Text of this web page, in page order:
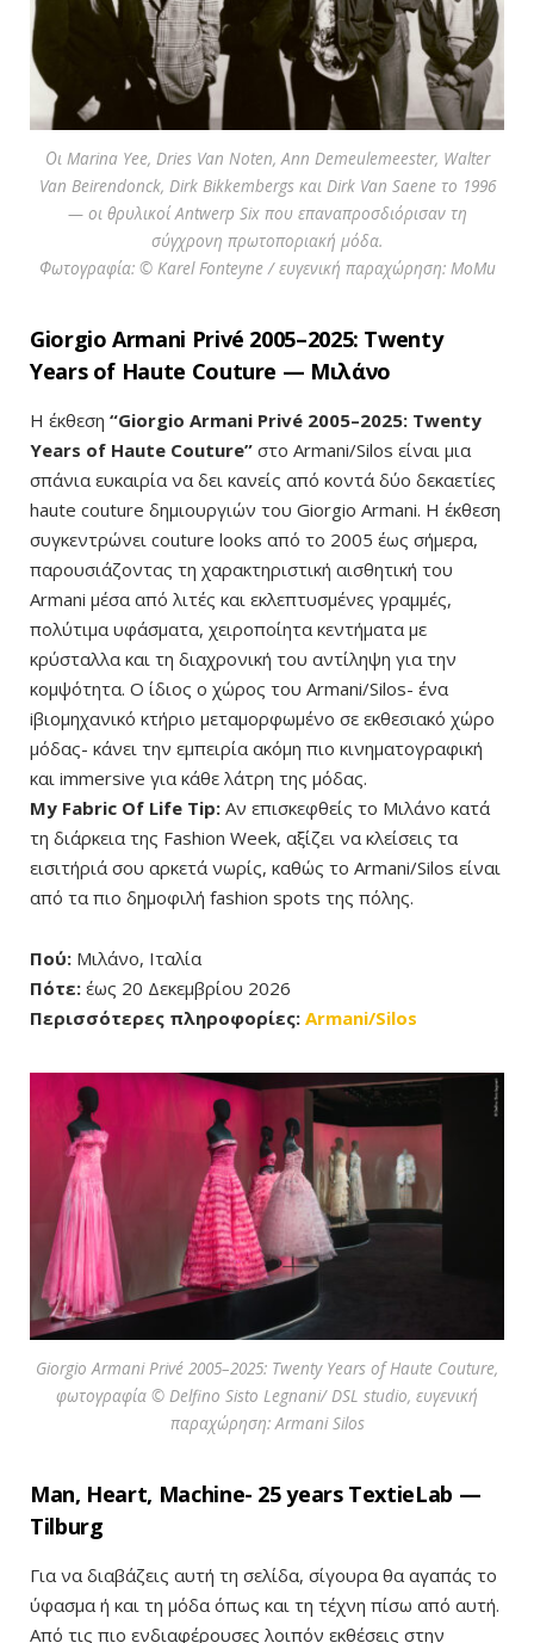
Οι Marina Yee, Dries Van Noten, Ann Demeulemeester, Walter
Van Beirendonck, Dirk Bikkembergs και Dirk Van Saene το 1996
— οι θρυλικοί Antwerp Six που επαναπροσδιόρισαν τη
σύγχρονη πρωτοποριακή μόδα.
Φωτογραφία: © Karel Fonteyne / ευγενική παραχώρηση: MoMu
Giorgio Armani Privé 2005–2025: Twenty
Years of Haute Couture — Μιλάνο
Η έκθεση “Giorgio Armani Privé 2005–2025: Twenty
Years of Haute Couture” στο Armani/Silos είναι μια
σπάνια ευκαιρία να δει κανείς από κοντά δύο δεκαετίες
haute couture δημιουργιών του Giorgio Armani. Η έκθεση
συγκεντρώνει couture looks από το 2005 έως σήμερα,
παρουσιάζοντας τη χαρακτηριστική αισθητική του
Armani μέσα από λιτές και εκλεπτυσμένες γραμμές,
πολύτιμα υφάσματα, χειροποίητα κεντήματα με
κρύσταλλα και τη διαχρονική του αντίληψη για την
κομψότητα. Ο ίδιος ο χώρος του Armani/Silos- ένα
iβιομηχανικό κτήριο μεταμορφωμένο σε εκθεσιακό χώρο
μόδας- κάνει την εμπειρία ακόμη πιο κινηματογραφική
και immersive για κάθε λάτρη της μόδας.
My Fabric Of Life Tip: Αν επισκεφθείς το Μιλάνο κατά
τη διάρκεια της Fashion Week, αξίζει να κλείσεις τα
εισιτήριά σου αρκετά νωρίς, καθώς το Armani/Silos είναι
από τα πιο δημοφιλή fashion spots της πόλης.
Πού: Μιλάνο, Ιταλία
Πότε: έως 20 Δεκεμβρίου 2026
Περισσότερες πληροφορίες: Armani/Silos
Giorgio Armani Privé 2005–2025: Twenty Years of Haute Couture,
φωτογραφία © Delfino Sisto Legnani/ DSL studio, ευγενική
παραχώρηση: Armani Silos
Man, Heart, Machine- 25 years TextieLab —
Tilburg
Για να διαβάζεις αυτή τη σελίδα, σίγουρα θα αγαπάς το
ύφασμα ή και τη μόδα όπως και τη τέχνη πίσω από αυτή.
Από τις πιο ενδιαφέρουσες λοιπόν εκθέσεις στην